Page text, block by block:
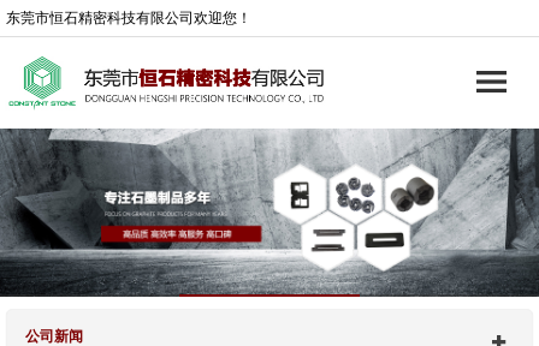
东莞市恒石精密科技有限公司欢迎您！
公司新闻